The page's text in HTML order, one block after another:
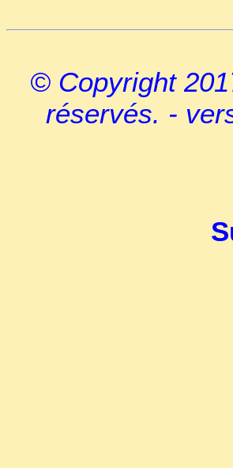
© Copyright
réservés. -